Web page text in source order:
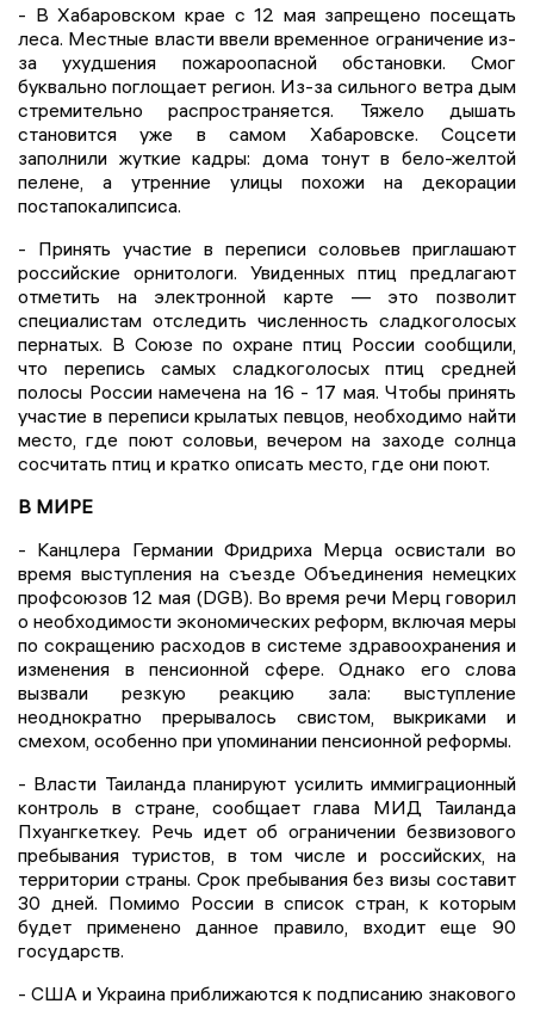
- В Хабаровском крае с 12 мая запрещено посещать
леса. Местные власти ввели временное ограничение из-
за ухудшения пожароопасной обстановки. Смог
буквально поглощает регион. Из-за сильного ветра дым
стремительно распространяется. Тяжело дышать
становится уже в самом Хабаровске. Соцсети
заполнили жуткие кадры: дома тонут в бело-желтой
пелене, а утренние улицы похожи на декорации
постапокалипсиса.
- Принять участие в переписи соловьев приглашают
российские орнитологи. Увиденных птиц предлагают
отметить на электронной карте — это позволит
специалистам отследить численность сладкоголосых
пернатых. В Союзе по охране птиц России сообщили,
что перепись самых сладкоголосых птиц средней
полосы России намечена на 16 - 17 мая. Чтобы принять
участие в переписи крылатых певцов, необходимо найти
место, где поют соловьи, вечером на заходе солнца
сосчитать птиц и кратко описать место, где они поют.
В МИРЕ
- Канцлера Германии Фридриха Мерца освистали во
время выступления на съезде Объединения немецких
профсоюзов 12 мая (DGB). Во время речи Мерц говорил
о необходимости экономических реформ, включая меры
по сокращению расходов в системе здравоохранения и
изменения в пенсионной сфере. Однако его слова
вызвали резкую реакцию зала: выступление
неоднократно прерывалось свистом, выкриками и
смехом, особенно при упоминании пенсионной реформы.
- Власти Таиланда планируют усилить иммиграционный
контроль в стране, сообщает глава МИД Таиланда
Пхуангкеткеу. Речь идет об ограничении безвизового
пребывания туристов, в том числе и российских, на
территории страны. Срок пребывания без визы составит
30 дней. Помимо России в список стран, к которым
будет применено данное правило, входит еще 90
государств.
- США и Украина приближаются к подписанию знакового